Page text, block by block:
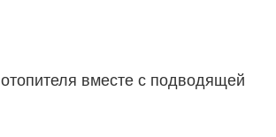
вместе с подводящей